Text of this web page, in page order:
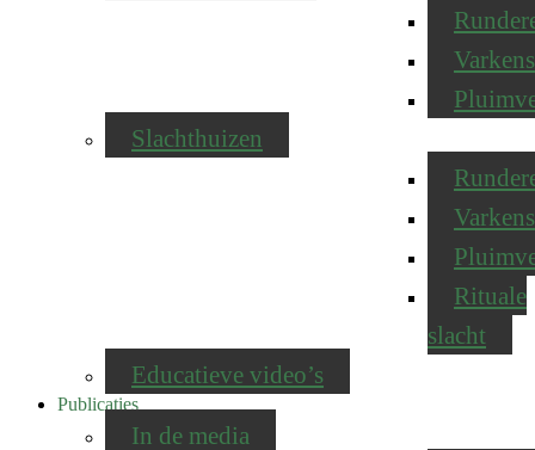
Varkens
Slachthuizen
Varkens
Rituale
slacht
Educatieve video’s
Publicaties
In de media